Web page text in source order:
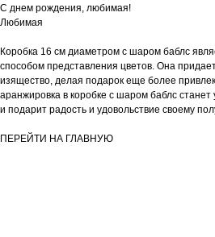
С днем рождения, любимая!
Любимая
Коробка 16 см диаметром с шаром баблс
способом представления цветов. Она
изящество, делая подарок еще более
аранжировка в коробке с шаром баблс
и подарит радость и удовольствие своему
ПЕРЕЙТИ НА ГЛАВНУЮ